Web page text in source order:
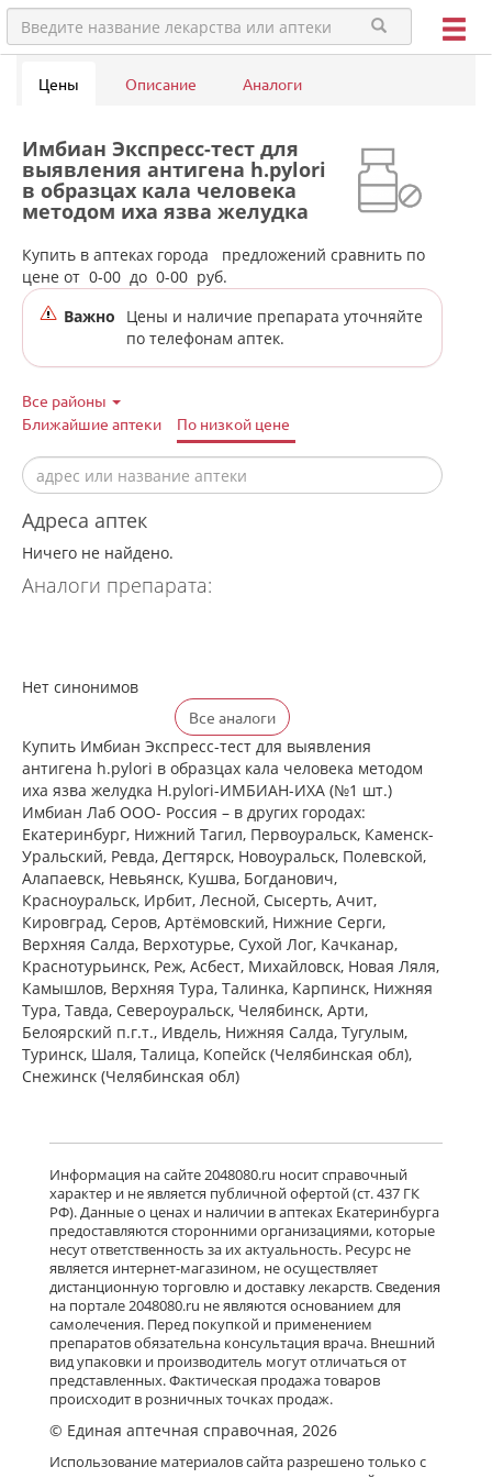
Цены Описание Аналоги
Имбиан Экспресс-тест для
выявления антигена h.pylori
в образцах кала человека
методом иха язва желудка
H.pylori-ИМБИАН-ИХА (№1
шт.) Имбиан Лаб ООО- Россия
в аптеках города
Богдановича
Купить в аптеках города
предложений сравнить по
цене от 0-00 до 0-00 руб.
Важно
Цены и наличие препарата уточняйте
по телефонам аптек.
Все районы
Ближайшие аптеки
По низкой цене
Адреса аптек
Ничего не найдено.
Аналоги препарата:
Нет синонимов
Все аналоги
Купить Имбиан Экспресс-тест для выявления
антигена h.pylori в образцах кала человека методом
иха язва желудка H.pylori-ИМБИАН-ИХА (№1 шт.)
Имбиан Лаб ООО- Россия – в других городах:
Екатеринбург, Нижний Тагил, Первоуральск, Каменск-
Уральский, Ревда, Дегтярск, Новоуральск, Полевской,
Алапаевск, Невьянск, Кушва, Богданович,
Красноуральск, Ирбит, Лесной, Сысерть, Ачит,
Кировград, Серов, Артёмовский, Нижние Cерги,
Верхняя Салда, Верхотурье, Сухой Лог, Качканар,
Краснотурьинск, Реж, Асбест, Михайловск, Новая Ляля,
Камышлов, Верхняя Тура, Талинка, Карпинск, Нижняя
Тура, Тавда, Североуральск, Челябинск, Арти,
Белоярский п.г.т., Ивдель, Нижняя Салда, Тугулым,
Туринск, Шаля, Талица, Копейск (Челябинская обл),
Снежинск (Челябинская обл)
Информация на сайте 2048080.ru носит справочный
характер и не является публичной офертой (ст. 437 ГК
РФ). Данные о ценах и наличии в аптеках Екатеринбурга
предоставляются сторонними организациями, которые
несут ответственность за их актуальность. Ресурс не
является интернет-магазином, не осуществляет
дистанционную торговлю и доставку лекарств. Сведения
на портале 2048080.ru не являются основанием для
самолечения. Перед покупкой и применением
препаратов обязательна консультация врача. Внешний
вид упаковки и производитель могут отличаться от
представленных. Фактическая продажа товаров
происходит в розничных точках продаж.
© Единая аптечная справочная, 2026
Использование материалов сайта разрешено только с